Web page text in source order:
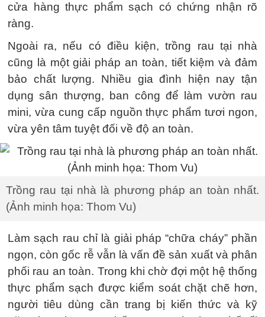
cửa hàng thực phẩm sạch có chứng nhận rõ
ràng.
Ngoài ra, nếu có điều kiện, trồng rau tại nhà
cũng là một giải pháp an toàn, tiết kiệm và đảm
bảo chất lượng. Nhiều gia đình hiện nay tận
dụng sân thượng, ban công để làm vườn rau
mini, vừa cung cấp nguồn thực phẩm tươi ngon,
vừa yên tâm tuyệt đối về độ an toàn.
Trồng rau tại nhà là phương pháp an toàn nhất.
(Ảnh minh họa: Thom Vu)
Làm sạch rau chỉ là giải pháp “chữa cháy” phần
ngọn, còn gốc rễ vẫn là vấn đề sản xuất và phân
phối rau an toàn. Trong khi chờ đợi một hệ thống
thực phẩm sạch được kiểm soát chặt chẽ hơn,
người tiêu dùng cần trang bị kiến thức và kỹ